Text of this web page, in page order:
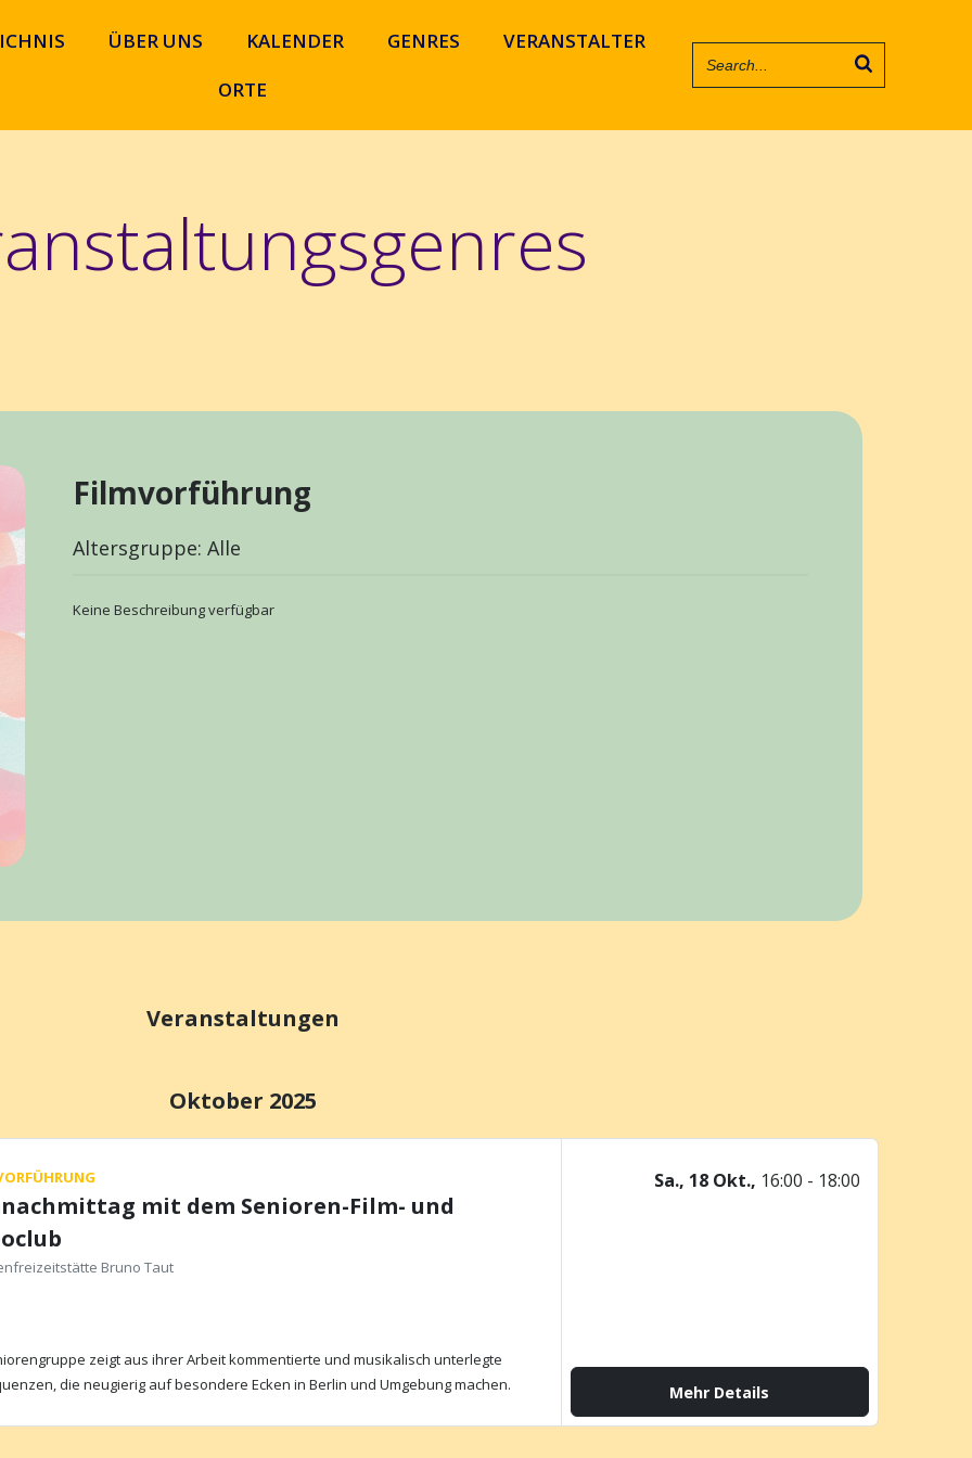
ÜBER UNS KALENDER GENRES
VERANSTALTER
ORTE
Filmvorführung
Altersgruppe: Alle
Keine Beschreibung verfügbar
Veranstaltungen
Oktober 2025
mit dem Senioren-Film- und
Bruno Taut
zeigt aus ihrer Arbeit kommentierte und musikalisch unterlegte
die neugierig auf besondere Ecken in Berlin und Umgebung machen.
Sa., 18 Okt., 16:00 - 18:00
Mehr Details